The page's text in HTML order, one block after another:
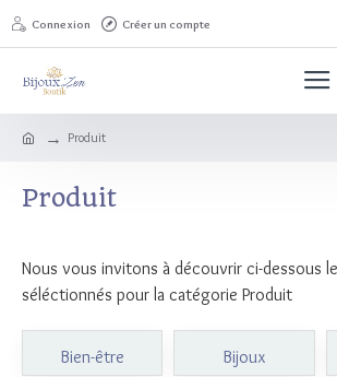
Connexion Créer un compte
Produit
Produit
Nous vous invitons à découvrir ci-dessous
séléctionnés pour la catégorie Produit
Bien-être Bijoux